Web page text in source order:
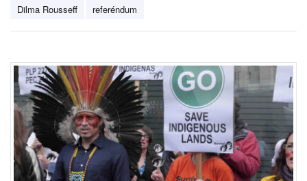
Dilma Rousseff
referéndum